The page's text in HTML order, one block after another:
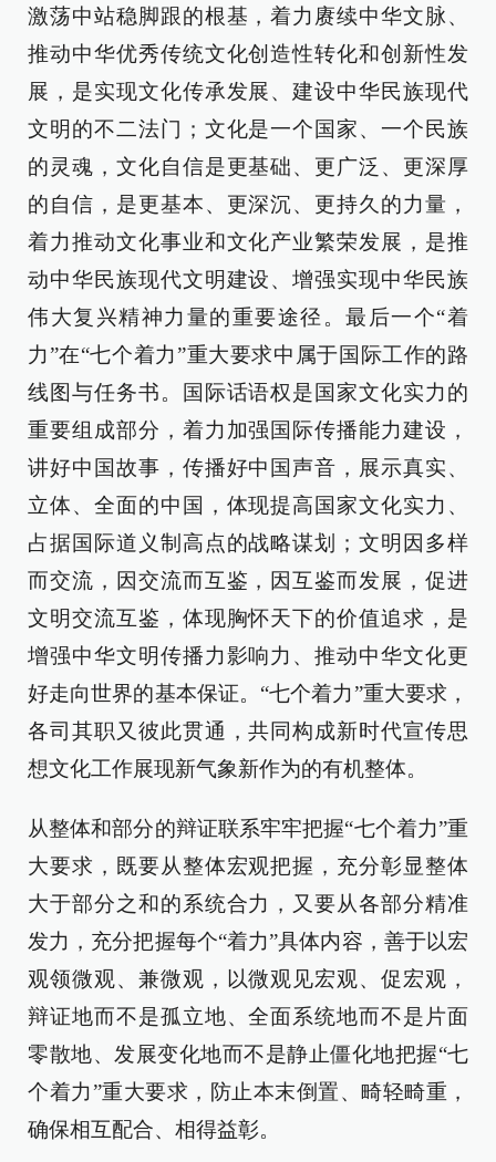
激荡中站稳脚跟的根基，着力赓续中华文脉、
推动中华优秀传统文化创造性转化和创新性发
展，是实现文化传承发展、建设中华民族现代
文明的不二法门；文化是一个国家、一个民族
的灵魂，文化自信是更基础、更广泛、更深厚
的自信，是更基本、更深沉、更持久的力量，
着力推动文化事业和文化产业繁荣发展，是推
动中华民族现代文明建设、增强实现中华民族
伟大复兴精神力量的重要途径。最后一个“着
力”在“七个着力”重大要求中属于国际工作的路
线图与任务书。国际话语权是国家文化实力的
重要组成部分，着力加强国际传播能力建设，
讲好中国故事，传播好中国声音，展示真实、
立体、全面的中国，体现提高国家文化实力、
占据国际道义制高点的战略谋划；文明因多样
而交流，因交流而互鉴，因互鉴而发展，促进
文明交流互鉴，体现胸怀天下的价值追求，是
增强中华文明传播力影响力、推动中华文化更
好走向世界的基本保证。“七个着力”重大要求，
各司其职又彼此贯通，共同构成新时代宣传思
想文化工作展现新气象新作为的有机整体。
从整体和部分的辩证联系牢牢把握“七个着力”重
大要求，既要从整体宏观把握，充分彰显整体
大于部分之和的系统合力，又要从各部分精准
发力，充分把握每个“着力”具体内容，善于以宏
观领微观、兼微观，以微观见宏观、促宏观，
辩证地而不是孤立地、全面系统地而不是片面
零散地、发展变化地而不是静止僵化地把握“七
个着力”重大要求，防止本末倒置、畸轻畸重，
确保相互配合、相得益彰。